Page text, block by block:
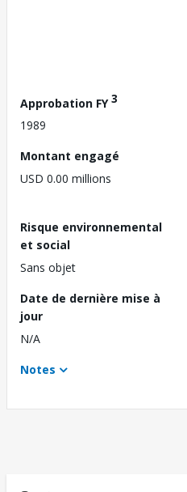
Approbation FY3
1989
Montant engagé
USD 0.00 millions
Risque environnemental
et social
Sans objet
Date de dernière mise à
jour
N/A
Notes